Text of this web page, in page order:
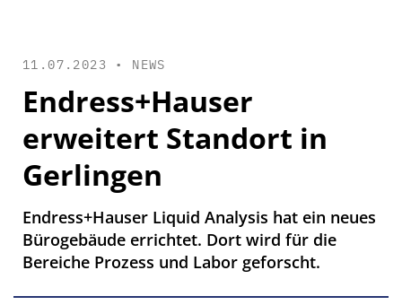
11.07.2023 • NEWS
Endress+Hauser
erweitert Standort in
Gerlingen
Endress+Hauser Liquid Analysis hat ein neues
Bürogebäude errichtet. Dort wird für die
Bereiche Prozess und Labor geforscht.